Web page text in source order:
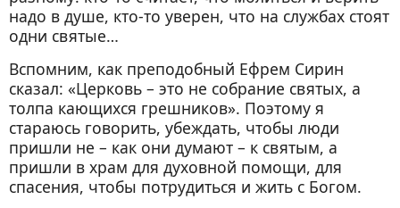
надо в душе, кто-то уверен, что на службах стоят
одни святые…
Вспомним, как преподобный Ефрем Сирин
сказал: «Церковь – это не собрание святых, а
толпа кающихся грешников». Поэтому я
стараюсь говорить, убеждать, чтобы люди
пришли не – как они думают – к святым, а
пришли в храм для духовной помощи, для
спасения, чтобы потрудиться и жить с Богом.